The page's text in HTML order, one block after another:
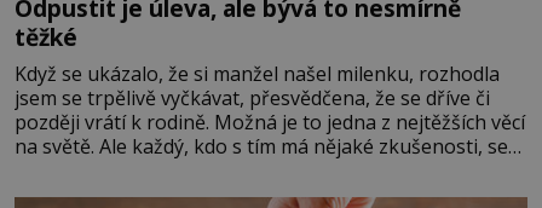
Odpustit je úleva, ale bývá to nesmírně
těžké
Když se ukázalo, že si manžel našel milenku, rozhodla
jsem se trpělivě vyčkávat, přesvědčena, že se dříve či
později vrátí k rodině. Možná je to jedna z nejtěžších věcí
na světě. Ale každý, kdo s tím má nějaké zkušenosti, se
Když se ke mně doneslo, že si manžel pořídil milenku,